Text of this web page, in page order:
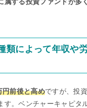
類によって年収や
円前後と高めですが、投
す。ベンチャーキャピタ